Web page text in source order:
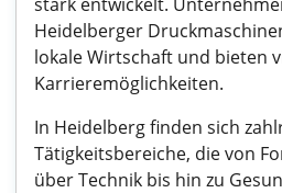
Heidelberger
lokale Wirtschaft und bieten
Karrieremöglichkeiten.
In Heidelberg finden sich
Tätigkeitsbereiche, die von
über Technik bis hin zu